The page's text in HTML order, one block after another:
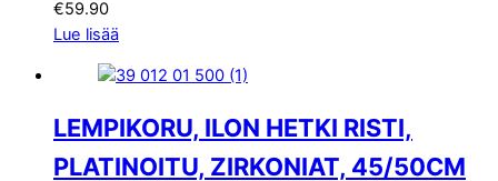
€59.90
Lue lisää
LEMPIKORU, ILON HETKI RISTI,
PLATINOITU, ZIRKONIAT, 45/50CM